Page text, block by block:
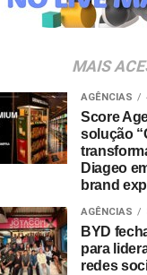
MAIS
AGÊNCIAS
Score
solução
Diageo
brand
AGÊNCIAS
BYD
para
redes